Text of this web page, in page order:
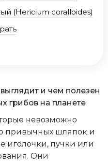
(Hericium coralloides)
и чем полезен
грибов на планете
невозможно
привычных шляпок и
иголочки, пучки или
Они